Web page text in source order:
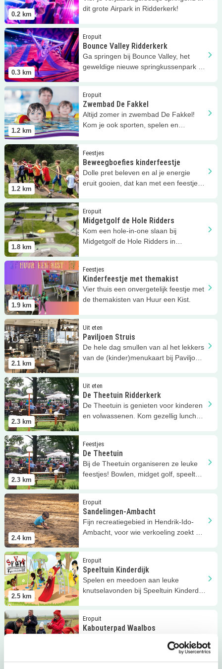
0.2 km
dit grote Airpark in Ridderkerk!
0.3 km
Eropuit
Bounce Valley Ridderkerk
Ga springen bij Bounce Valley, het
geweldige nieuwe springkussenpark in
Lees meer Bounce Valley Ridderkerk
1.2 km
Eropuit
Zwembad De Fakkel
Altijd zomer in zwembad De Fakkel!
Kom je ook sporten, spelen en
Lees meer Zwembad De Fakkel
1.2 km
Feestjes
Beweegboefies kinderfeestje
Dolle pret beleven en al je energie
eruit gooien, dat kan met een feestje
Lees meer Beweegboefies kinderfeestje
1.8 km
Eropuit
Midgetgolf de Hole Ridders
Kom een hole-in-one slaan bij
Midgetgolf de Hole Ridders in
Lees meer Midgetgolf de Hole Ridders
1.9 km
Feestjes
Kinderfeestje met themakist
Vier thuis een onvergetelijk feestje met
de themakisten van Huur een Kist.
Lees meer Kinderfeestje met themakist
2.1 km
Uit eten
Paviljoen Struis
De hele dag smullen van al het lekkers
van de (kinder)menukaart bij Paviljoen
Lees meer Paviljoen Struis
2.3 km
Uit eten
De Theetuin Ridderkerk
De Theetuin is genieten voor kinderen
en volwassenen. Kom gezellig lunchen
Lees meer De Theetuin Ridderkerk
2.3 km
Feestjes
De Theetuin
Bij de Theetuin organiseren ze leuke
feestjes! Bowlen, midget golf, speeltuin
Lees meer De Theetuin
2.4 km
Eropuit
Sandelingen-Ambacht
Fijn recreatiegebied in Hendrik-Ido-
Ambacht, voor wie verkoeling zoekt op
Lees meer Sandelingen-Ambacht
2.5 km
Eropuit
Speeltuin Kinderdijk
Spelen en meedoen aan leuke
knutselavonden bij Speeltuin Kinderdijk
Lees meer Speeltuin Kinderdijk
Eropuit
Kabouterpad Waalbos
Corvus de Kraai op avontuur in het
Lees meer Kabouterpad Waalbos